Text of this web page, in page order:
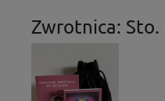
Zwrotnica: Sto.